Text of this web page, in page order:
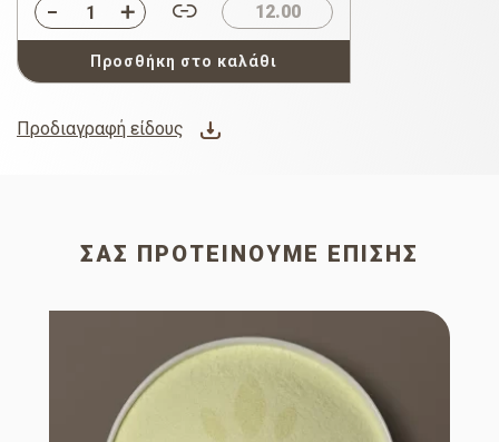
12.00
Προσθήκη στο καλάθι
Προδιαγραφή είδους
ΣΑΣ ΠΡΟΤΕΊΝΟΥΜΕ ΕΠΊΣΗΣ